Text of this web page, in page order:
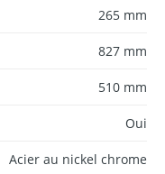
265 mm
827 mm
510 mm
Oui
Acier au nickel chrome